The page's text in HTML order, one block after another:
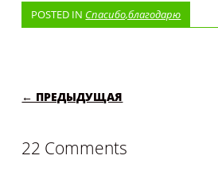
POSTED IN Спасибо,благодарю
POST NAVIGATION
← ПРЕДЫДУЩАЯ
22 Comments